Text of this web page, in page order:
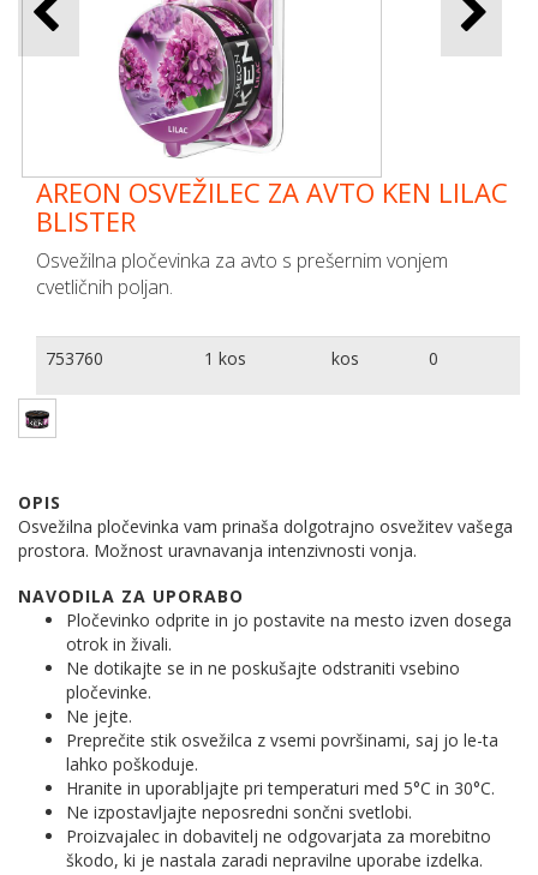
AREON OSVEŽILEC ZA AVTO KEN LILAC
BLISTER
Osvežilna pločevinka za avto s prešernim vonjem
cvetličnih poljan.
753760 1 kos kos 0
OPIS
Osvežilna pločevinka vam prinaša dolgotrajno osvežitev vašega
prostora. Možnost uravnavanja intenzivnosti vonja.
NAVODILA ZA UPORABO
Pločevinko odprite in jo postavite na mesto izven dosega
otrok in živali.
Ne dotikajte se in ne poskušajte odstraniti vsebino
pločevinke.
Ne jejte.
Preprečite stik osvežilca z vsemi površinami, saj jo le-ta
lahko poškoduje.
Hranite in uporabljajte pri temperaturi med 5°C in 30°C.
Ne izpostavljajte neposredni sončni svetlobi.
Proizvajalec in dobavitelj ne odgovarjata za morebitno
škodo, ki je nastala zaradi nepravilne uporabe izdelka.